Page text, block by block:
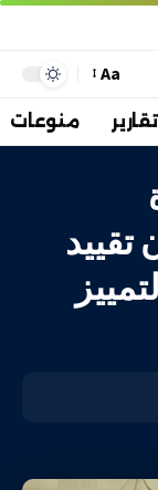
Aa
تقارير منوعات
تقييد